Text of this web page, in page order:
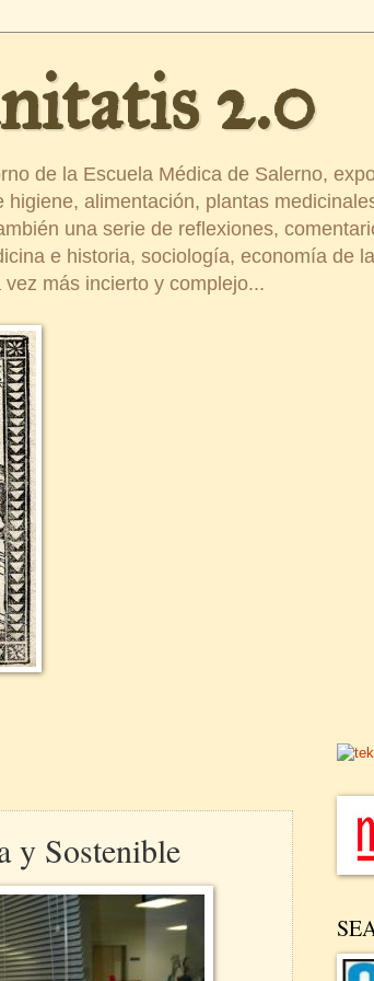
2.0
de la Escuela Médica de Salerno,
alimentación, plantas
una serie de reflexiones,
e historia, sociología, economía de
más incierto y complejo...
y Sostenible